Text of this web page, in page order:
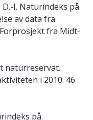
D.-I. Naturindeks på
av data fra
fra Midt-
naturreservat.
i 2010. 46
på